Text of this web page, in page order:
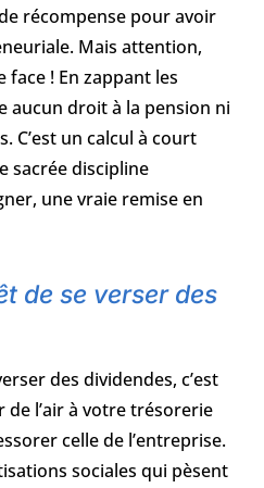
récompense pour avoir
Mais attention,
face ! En zappant les
aucun droit à la pension ni
C’est un calcul à court
sacrée discipline
une vraie remise en
de se verser des
des dividendes, c’est
l’air à votre trésorerie
celle de l’entreprise.
sociales qui pèsent